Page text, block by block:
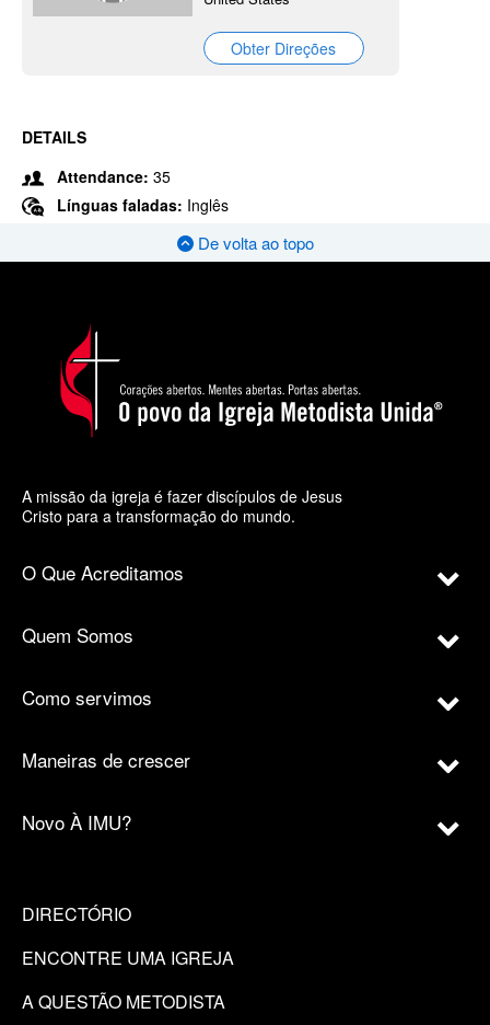
Obter Direções
DETAILS
Attendance: 35
Línguas faladas: Inglês
De volta ao topo
A missão da igreja é fazer discípulos de Jesus
Cristo para a transformação do mundo.
O Que Acreditamos
Quem Somos
Como servimos
Maneiras de crescer
Novo À IMU?
DIRECTÓRIO
ENCONTRE UMA IGREJA
A QUESTÃO METODISTA